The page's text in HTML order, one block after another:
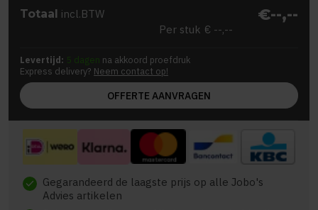
Totaal incl.BTW €--,--
Per stuk € --,--
Levertijd: 5 dagen na akkoord proefdruk
Express delivery? Neem contact op!
OFFERTE AANVRAGEN
check Gegarandeerd de laagste prijs op alle Jobo's
Advies artikelen